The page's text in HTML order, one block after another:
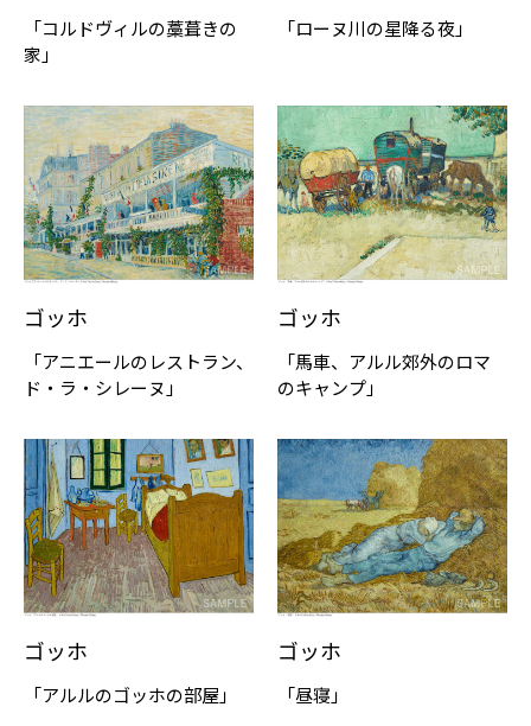
「コルドヴィルの藁葺きの
家」
「ローヌ川の星降る夜」
ゴッホ
「アニエールのレストラン、
ド・ラ・シレーヌ」
ゴッホ
「馬車、アルル郊外のロマ
のキャンプ」
ゴッホ
「アルルのゴッホの部屋」
ゴッホ
「昼寝」